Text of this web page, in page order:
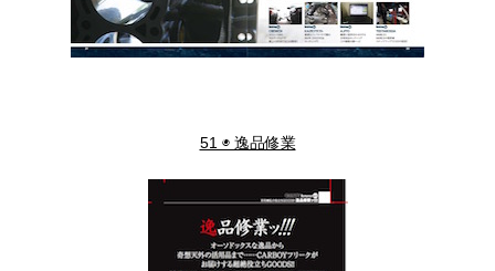
51 ◉ 逸品修業